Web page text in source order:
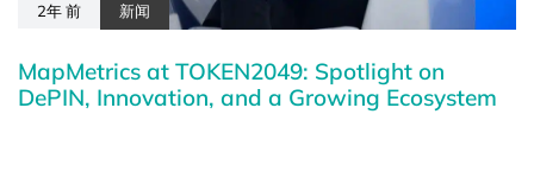
2年 前 新闻
MapMetrics at TOKEN2049: Spotlight on
DePIN, Innovation, and a Growing Ecosystem